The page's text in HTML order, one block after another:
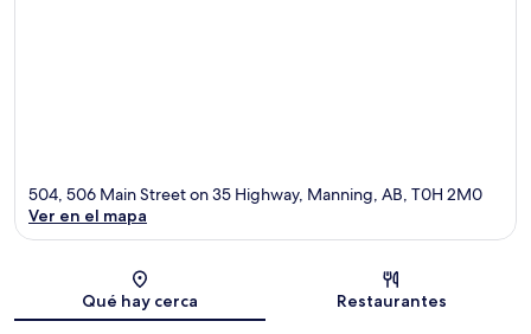
Sección del mapa
504, 506 Main Street on 35 Highway, Manning, AB, T0H 2M0
Ver en el mapa
Qué hay cerca Restaurantes